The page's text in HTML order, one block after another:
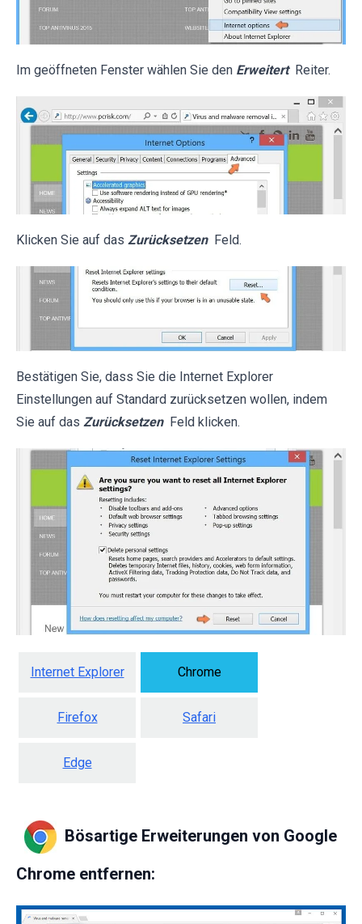
Im geöffneten Fenster wählen Sie den Erweitert Reiter.
Klicken Sie auf das Zurücksetzen Feld.
Bestätigen Sie, dass Sie die Internet Explorer
Einstellungen auf Standard zurücksetzen wollen, indem
Sie auf das Zurücksetzen Feld klicken.
Internet Explorer Chrome
Firefox Safari
Edge
Bösartige Erweiterungen von Google
Chrome entfernen: